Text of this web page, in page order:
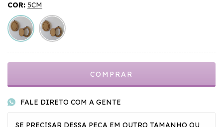
COR: 5CM
FALE DIRETO COM A GENTE
SE PRECISAR DESSA PEÇA EM OUTRO TAMANHO OU